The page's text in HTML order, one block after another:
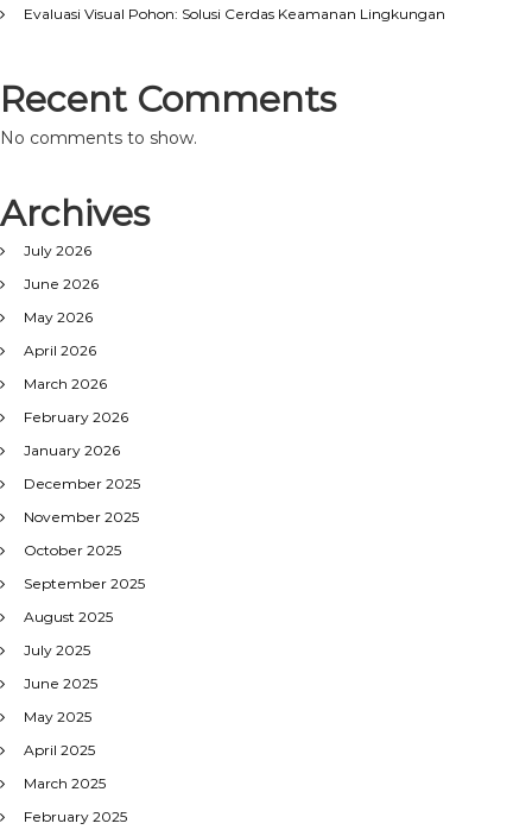
Evaluasi Visual Pohon: Solusi Cerdas Keamanan Lingkungan
Recent Comments
No comments to show.
Archives
July 2026
June 2026
May 2026
April 2026
March 2026
February 2026
January 2026
December 2025
November 2025
October 2025
September 2025
August 2025
July 2025
June 2025
May 2025
April 2025
March 2025
February 2025